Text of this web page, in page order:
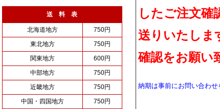
送 料 表
北海道地方
750円
東北地方
750円
関東地方
600円
中部地方
750円
近畿地方
750円
中国・四国地方
750円
したご注文確
送りいたしま
確認をお願い
納期は事前にお問い合わせ